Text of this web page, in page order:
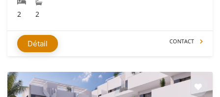
2 2
Détail CONTACT